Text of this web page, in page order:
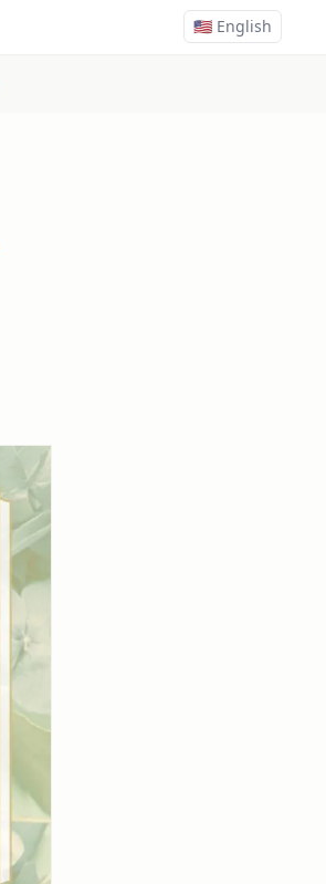
🇺🇸 English